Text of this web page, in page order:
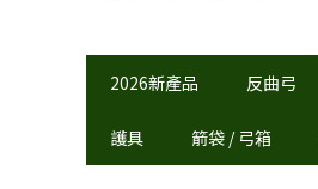
2026新產品 反曲弓
護具 箭袋 / 弓箱